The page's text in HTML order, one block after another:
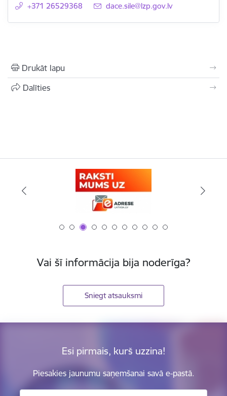
+371 26529368 E-pasts:
dace.sile@lzp.gov.lv
Drukāt lapu
Dalīties
Vai šī informācija bija noderīga?
Sniegt atsauksmi
Esi pirmais, kurš uzzina!
Piesakies jaunumu saņemšanai savā e-pastā.